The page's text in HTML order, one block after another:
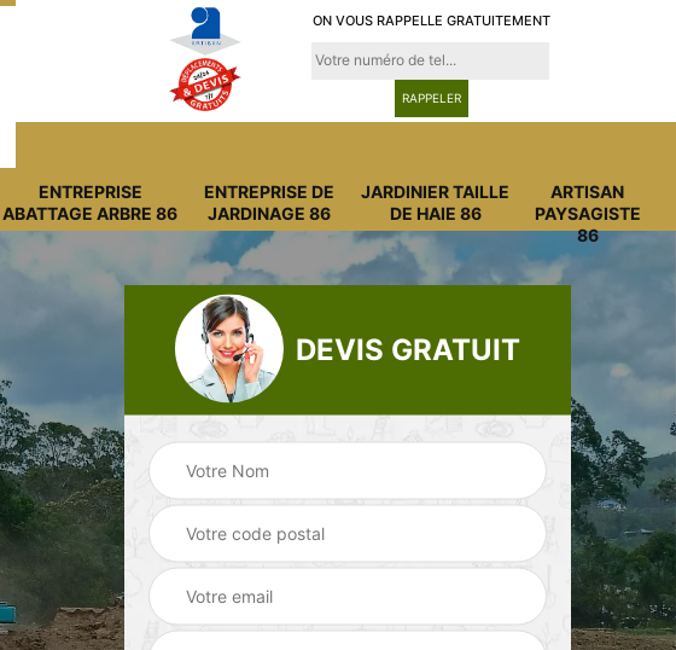
ON VOUS RAPPELLE GRATUITEMENT
ENTREPRISE
ABATTAGE ARBRE 86
ENTREPRISE DE
JARDINAGE 86
JARDINIER TAILLE
DE HAIE 86
ARTISAN
PAYSAGISTE
86
Bûcheron 86
Entreprise de
jardinage 86
DEVIS GRATUIT